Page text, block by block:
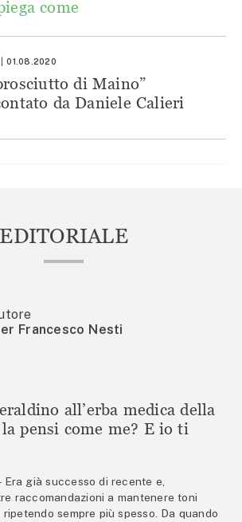
come
01.08.2020
di Maino”
da Daniele Calieri
EDITORIALE
Francesco Nesti
all’erba medica della
pensi come me? E io ti
Era già successo di recente e,
raccomandazioni a mantenere toni
sempre più spesso. Da quando